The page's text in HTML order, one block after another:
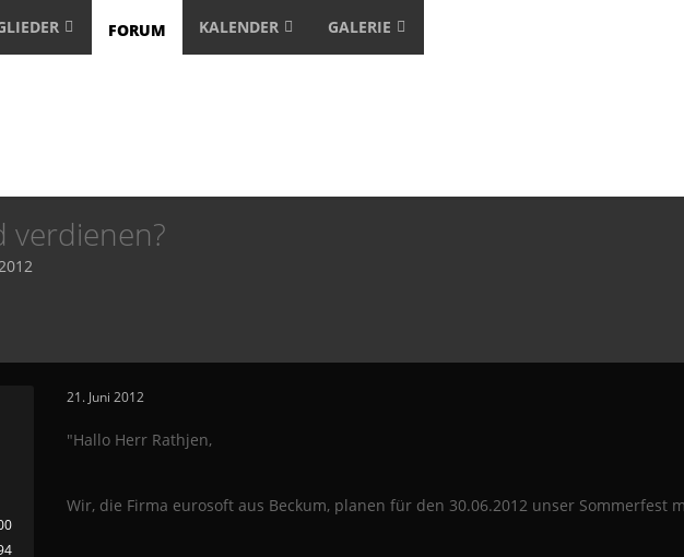
FORUM KALENDER GALERIE
verdienen?
21. Juni 2012
"Hallo Herr Rathjen,
Wir, die Firma eurosoft aus Beckum, planen für den 30.06.2012 unser Sommerfest